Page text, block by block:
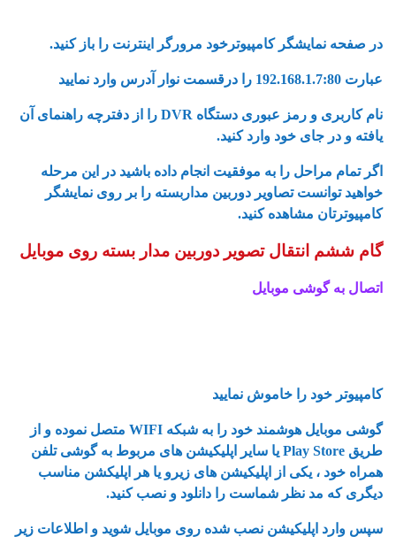
در صفحه نمایشگر کامپیوترخود مرورگر اینترنت را باز کنید.
عبارت 192.168.1.7:80 را درقسمت نوار آدرس وارد نمایید
نام کاربری و رمز عبوری دستگاه DVR را از دفترچه راهنمای آن
یافته و در جای خود وارد کنید.
اگر تمام مراحل را به موفقیت انجام داده باشید در این مرحله
خواهید توانست تصاویر دوربین مداربسته را بر روی نمایشگر
کامپیوترتان مشاهده کنید.
گام ششم انتقال تصویر دوربین مدار بسته روی موبایل
اتصال به گوشی موبایل
کامپیوتر خود را خاموش نمایید
گوشی موبایل هوشمند خود را به شبکه WIFI متصل نموده و از
طریق Play Store یا سایر اپلیکیشن های مربوط به گوشی تلفن
همراه خود ، یکی از اپلیکیشن های زیرو یا هر اپلیکشن مناسب
دیگری که مد نظر شماست را دانلود و نصب کنید.
سپس وارد اپلیکیشن نصب شده روی موبایل شوید و اطلاعات زیر